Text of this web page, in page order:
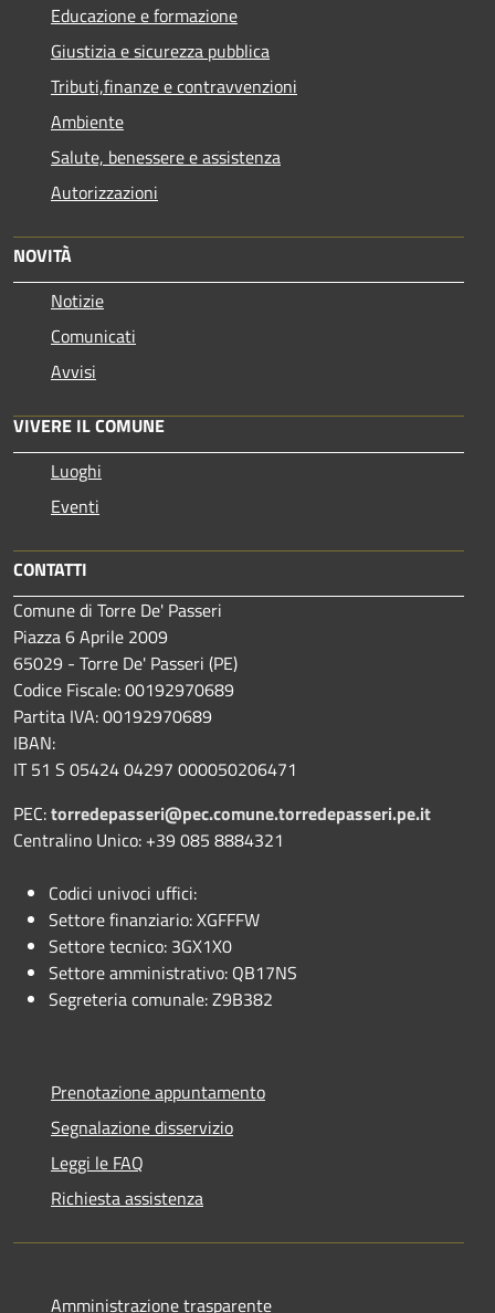
Educazione e formazione
Giustizia e sicurezza pubblica
Tributi,finanze e contravvenzioni
Ambiente
Salute, benessere e assistenza
Autorizzazioni
NOVITÀ
Notizie
Comunicati
Avvisi
VIVERE IL COMUNE
Luoghi
Eventi
CONTATTI
Comune di Torre De' Passeri
Piazza 6 Aprile 2009
65029 - Torre De' Passeri (PE)
Codice Fiscale: 00192970689
Partita IVA: 00192970689
IBAN:
IT 51 S 05424 04297 000050206471
PEC:torredepasseri@pec.comune.torredepasseri.pe.it
Centralino Unico: +39 085 8884321
Codici univoci uffici:
Settore finanziario: XGFFFW
Settore tecnico: 3GX1X0
Settore amministrativo: QB17NS
Segreteria comunale: Z9B382
Prenotazione appuntamento
Segnalazione disservizio
Leggi le FAQ
Richiesta assistenza
Amministrazione trasparente